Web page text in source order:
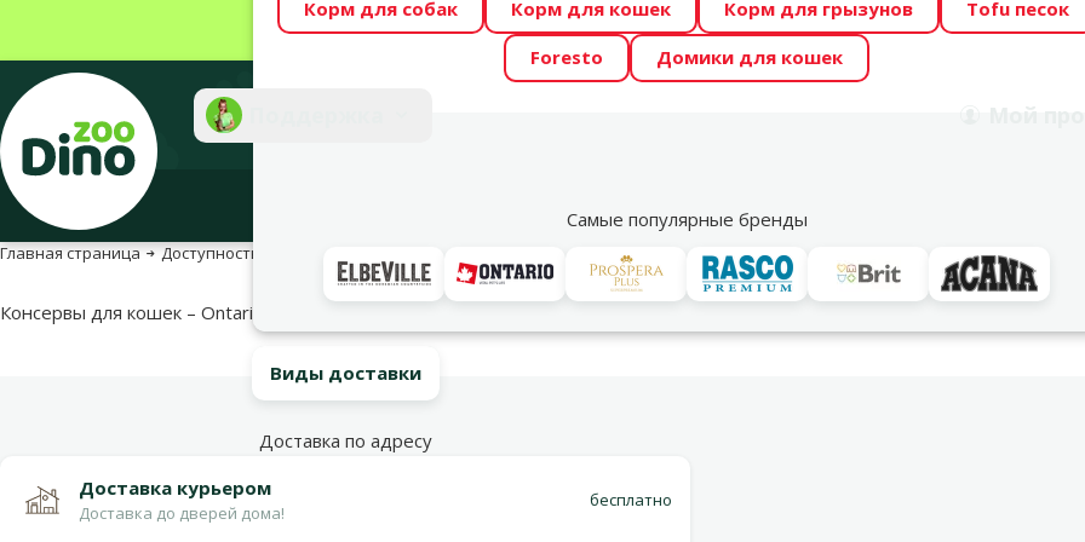
Весь месяц Dino Zoo предлагает отличные цены на ТОП-овые корма! 🍖
Фотоконкурс “GADA ŪSAIŅI”! Возможно Твой питомец станет звездой
Корм для собак Корм для кошек Корм для грызунов
Tofu песок
Foresto
Домики для кошек
Самые популярные бренды
Акции
Главная страница Доступность продукта
Варианты доставки
Консервы для кошек – Ontario Pouch Tuna in Broth, 80 г
Виды доставки
Доставка по адресу
Доставка курьером
Доставка до дверей дома!
бесплатно